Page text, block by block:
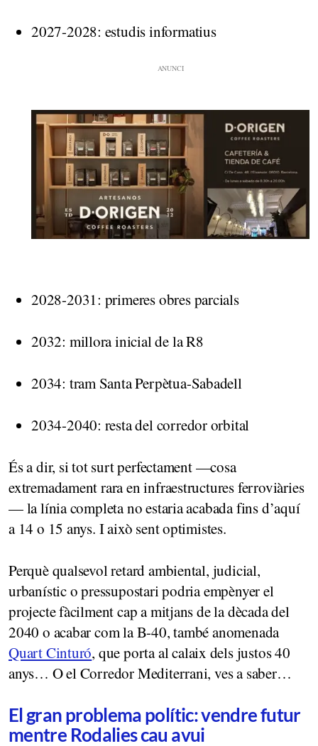
2027-2028: estudis informatius
2028-2031: primeres obres parcials
2032: millora inicial de la R8
2034: tram Santa Perpètua-Sabadell
2034-2040: resta del corredor orbital
És a dir, si tot surt perfectament —cosa
extremadament rara en infraestructures ferroviàries
— la línia completa no estaria acabada fins d’aquí
a 14 o 15 anys. I això sent optimistes.
Perquè qualsevol retard ambiental, judicial,
urbanístic o pressupostari podria empènyer el
projecte fàcilment cap a mitjans de la dècada del
2040 o acabar com la B-40, també anomenada
Quart Cinturó, que porta al calaix dels justos 40
anys… O el Corredor Mediterrani, ves a saber…
El gran problema polític: vendre futur
mentre Rodalies cau avui